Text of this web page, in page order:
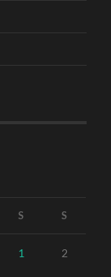
S S
1 2